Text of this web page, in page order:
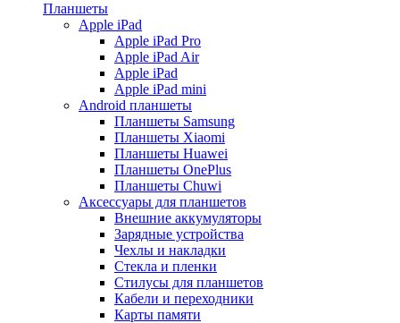
Планшеты
Apple iPad
Apple iPad Pro
Apple iPad Air
Apple iPad
Apple iPad mini
Android планшеты
Планшеты Samsung
Планшеты Xiaomi
Планшеты Huawei
Планшеты OnePlus
Планшеты Chuwi
Аксессуары для планшетов
Внешние аккумуляторы
Зарядные устройства
Чехлы и накладки
Стекла и пленки
Стилусы для планшетов
Кабели и переходники
Карты памяти